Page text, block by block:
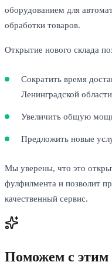
оборудованием для
обработки товаров.
Открытие нового склада
Сократить время
Ленинградской области
Увеличить общую
Предложить новые
Мы уверены, что это
фулфилмента и позволит
качественный сервис.
Поможем с этим